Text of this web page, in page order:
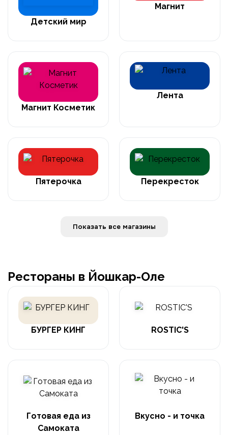
Детский мир
Магнит
Магнит Косметик
Лента
Пятерочка Перекресток
Показать все магазины
Рестораны в Йошкар-Оле
БУРГЕР КИНГ ROSTIC'S
Готовая еда из
Самоката
Вкусно - и точка